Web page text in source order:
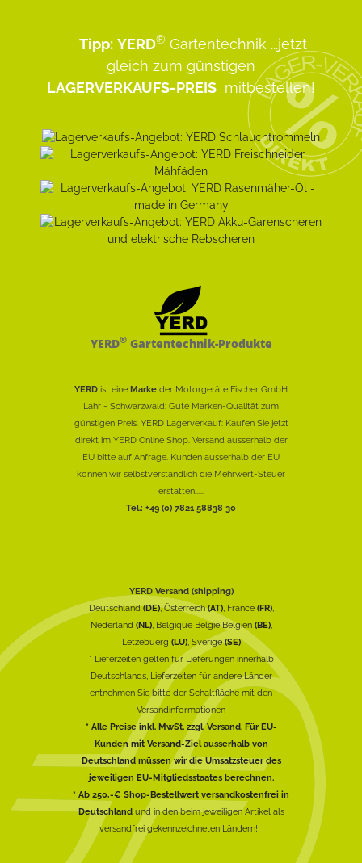
Tipp: YERD® Gartentechnik ...jetzt
gleich zum günstigen
LAGERVERKAUFS-PREIS mitbestellen!
YERD®Gartentechnik-Produkte
YERD ist eine Marke der Motorgeräte Fischer GmbH
Lahr - Schwarzwald: Gute Marken-Qualität zum
günstigen Preis. YERD Lagerverkauf: Kaufen Sie jetzt
direkt im YERD Online Shop. Versand ausserhalb der
EU bitte auf Anfrage. Kunden ausserhalb der EU
können wir selbstverständlich die Mehrwert-Steuer
erstatten......
Tel.: +49 (0) 7821 58838 30
YERD Versand (shipping)
Deutschland(DE), Österreich(AT), France (FR),
Nederland (NL), Belgique België Belgien (BE),
Lëtzebuerg (LU), Sverige(SE)
* Lieferzeiten gelten für Lieferungen innerhalb
Deutschlands, Lieferzeiten für andere Länder
entnehmen Sie bitte der Schaltfläche mit den
Versandinformationen
* Alle Preise inkl. MwSt. zzgl. Versand. Für EU-
Kunden mit Versand-Ziel ausserhalb von
Deutschland müssen wir die Umsatzsteuer des
jeweiligen EU-Mitgliedsstaates berechnen.
* Ab 250,-€ Shop-Bestellwert versandkostenfrei in
Deutschlandund in den beim jeweiligen Artikel als
versandfrei gekennzeichneten Ländern!